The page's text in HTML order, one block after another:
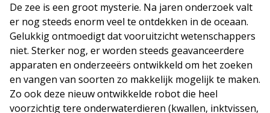
De zee is een groot mysterie. Na jaren onderzoek valt
er nog steeds enorm veel te ontdekken in de oceaan.
Gelukkig ontmoedigt dat vooruitzicht wetenschappers
niet. Sterker nog, er worden steeds geavanceerdere
apparaten en onderzeeërs ontwikkeld om het zoeken
en vangen van soorten zo makkelijk mogelijk te maken.
Zo ook deze nieuw ontwikkelde robot die heel
voorzichtig tere onderwaterdieren (kwallen, inktvissen,